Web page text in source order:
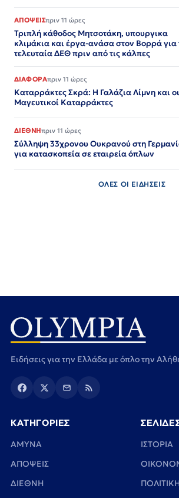
ΑΠΟΨΕΙΣπριν 11 ώρες
Τριπλή κάθοδος Μητσοτάκη, υπουργικα
κλιμάκια και έργα-ανάσα στον Βορρά για
τελευταία ΔΕΘ πριν από τις κάλπες
ΔΙΑΦΟΡΑπριν 11 ώρες
Καταρράκτες Σκρά: Η Γαλάζια Λίμνη και οι
Μαγευτικοί Καταρράκτες
ΔΙΕΘΝΗπριν 11 ώρες
Σύλληψη 33χρονου Ουκρανού στη
για κατασκοπεία σε εταιρεία όπλων
ΟΛΕΣ ΟΙ ΕΙΔΗΣΕΙΣ
Ειδήσεις για την Ελλάδα με όπλο την
ΚΑΤΗΓΟΡΙΕΣ
ΑΜΥΝΑ
ΑΠΟΨΕΙΣ
ΔΙΕΘΝΗ
ΙΣΤΟΡΙΑ
ΠΟΛΙΤΙΚΗ